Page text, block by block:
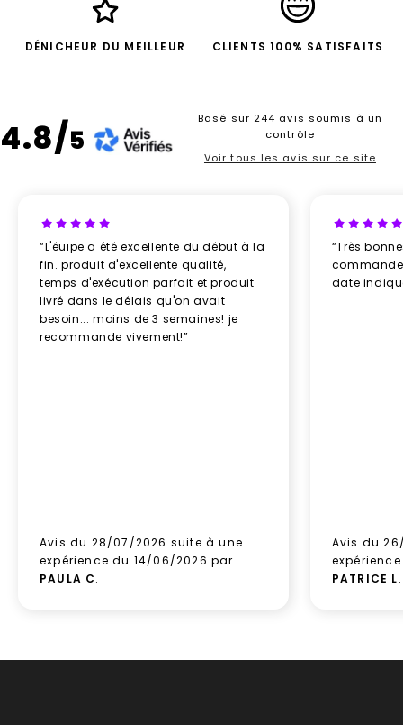
DÉNICHEUR DU MEILLEUR CLIENTS 100% SATISFAITS
4.8/5
Basé sur 244 avis soumis à un
contrôle
Voir tous les avis sur ce site
“L'éuipe a été excellente du début à la
fin. produit d'excellente qualité,
temps d'exécution parfait et produit
livré dans le délais qu'on avait
besoin... moins de 3 semaines! je
recommande vivement!”
Avis du 28/07/2026 suite à une
expérience du 14/06/2026 par
PAULA C.
“Très
date
Avis du
PATRICE L.